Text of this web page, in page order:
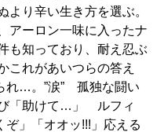
より辛い生き方を選ぶ。
アーロン一味に入ったナ
も知っており、耐え忍ぶ
これがあいつらの答え
れ…。”涙” 孤独な闘い
「助けて…」 ルフィ
ぞ」「オオッ!!!」応える